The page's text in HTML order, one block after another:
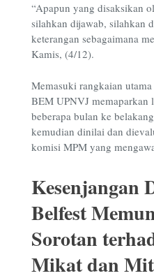
“Apapun yang disaksikan
silahkan dijawab, silahkan
keterangan sebagaimana
Kamis, (4/12).
Memasuki rangkaian
BEM UPNVJ memaparkan
beberapa bulan ke
kemudian dinilai dan
komisi MPM yang
Kesenjangan
Belfest
Sorotan
Mikat dan